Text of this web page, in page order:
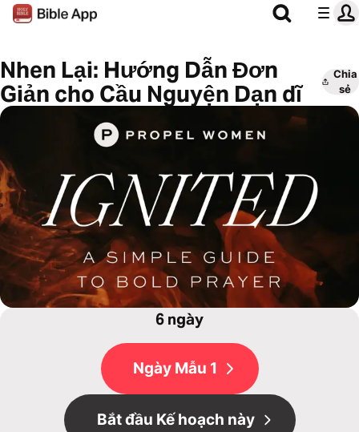
Nhen Lại: Hướng Dẫn Đơn
Giản cho Cầu Nguyện Dạn dĩ
Chia
sẻ
6 ngày
Ngày Mẫu 1
Bắt đầu Kế hoạch này